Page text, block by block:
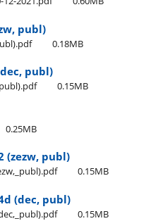
publ)
0.18MB
publ)
0.15MB
0.25MB
(zezw, publ)
0.15MB
(dec, publ)
0.15MB